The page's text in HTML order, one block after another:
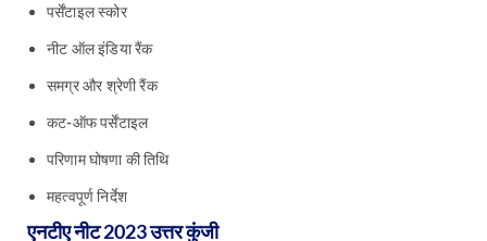
पर्सेंटाइल स्कोर
नीट ऑल इंडिया रैंक
समग्र और श्रेणी रैंक
कट-ऑफ पर्सेंटाइल
परिणाम घोषणा की तिथि
महत्वपूर्ण निर्देश
एनटीए नीट 2023 उत्तर कुंजी